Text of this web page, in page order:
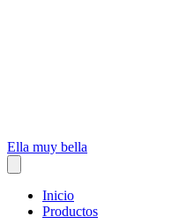
Ella muy bella
Inicio
Productos